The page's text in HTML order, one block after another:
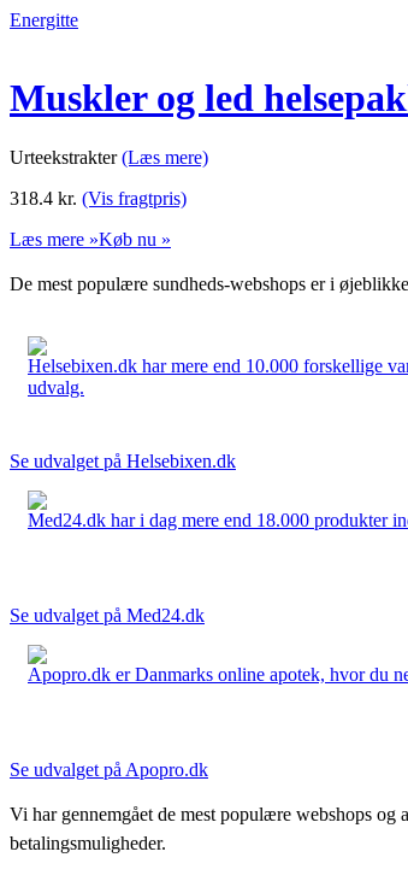
Energitte
Muskler og led
Urteekstrakter(Læs mere)
318.4 kr. (Vis fragtpris)
Læs mere »Køb nu »
De mest populære sundheds-webshops er i
Helsebixen.dk har mere end 10.000 forskellige
udvalg.
Se udvalget på Helsebixen.dk
Med24.dk har i dag mere end 18.000 produkter
Se udvalget på Med24.dk
Apopro.dk er Danmarks online apotek, hvor du
Se udvalget på Apopro.dk
Vi har gennemgået de mest populære webshops og
betalingsmuligheder.